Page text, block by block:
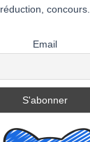
réduction, concours.
Email